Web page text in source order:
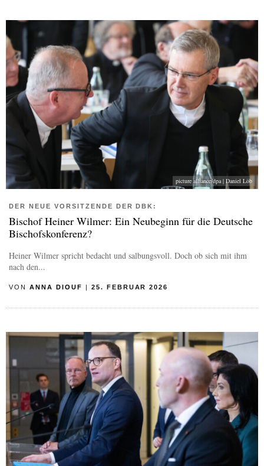
picture alliance/dpa | Daniel Löb
DER NEUE VORSITZENDE DER DBK:
Bischof Heiner Wilmer: Ein Neubeginn für die Deutsche
Bischofskonferenz?
Heiner Wilmer spricht bedacht und salbungsvoll. Doch ob sich mit ihm
nach den...
VON ANNA DIOUF | 25. FEBRUAR 2026